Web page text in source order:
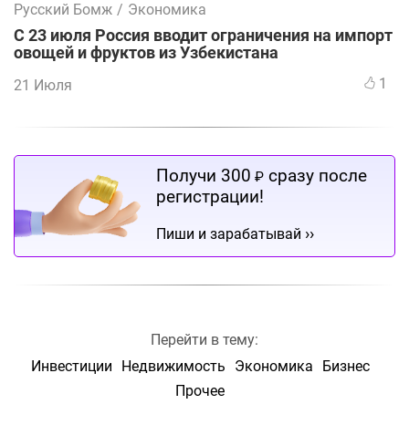
Русский Бомж / Экономика
С 23 июля Россия вводит ограничения на импорт
овощей и фруктов из Узбекистана
21 Июля 1
Получи 300 ₽ сразу после
регистрации!
Пиши и зарабатывай ››
Перейти в тему:
Инвестиции
Недвижимость Экономика
Бизнес
Прочее